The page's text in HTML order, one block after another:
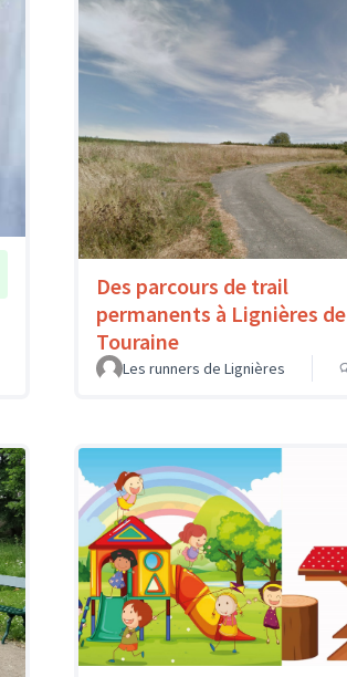
Des parcours de trail
permanents à Lignières de
Touraine
Les runners de Lignières